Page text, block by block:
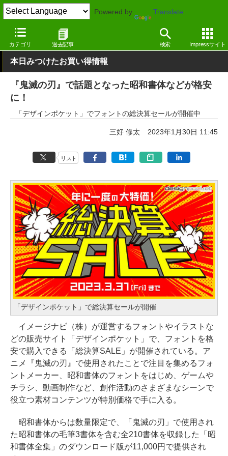
Powered by Translate
カテゴリ 過去記事 検索 Impressサイト
窓の杜 オフィス・ドキュメント 日本語（漢字あり）
本日みつけたお買い得情報
『鬼滅の刃』で話題となった昭和書体などが格安
に！
「デザインポケット」でフォントの総決算セールが開催中
三好 修太 2023年1月30日 11:45
リスト
「デザインポケット」で総決算セールが開催
イメージナビ（株）が運営するフォントやイラストな
どの販売サイト「デザインポケット」で、フォントを格
安で購入できる「総決算SALE」が開催されている。ア
ニメ『鬼滅の刃』で使用されたことで注目を集めるフォ
ントメーカー、昭和書体のフォントをはじめ、ゲームや
チラシ、動画制作など、創作活動のさまざまなシーンで
役立つ素材コンテンツが特別価格で手に入る。
昭和書体からは数量限定で、「鬼滅の刃」で使用され
た昭和書体の毛筆3書体を含む全210書体を収録した「昭
和書体全集」のダウンロード版が11,000円で提供され